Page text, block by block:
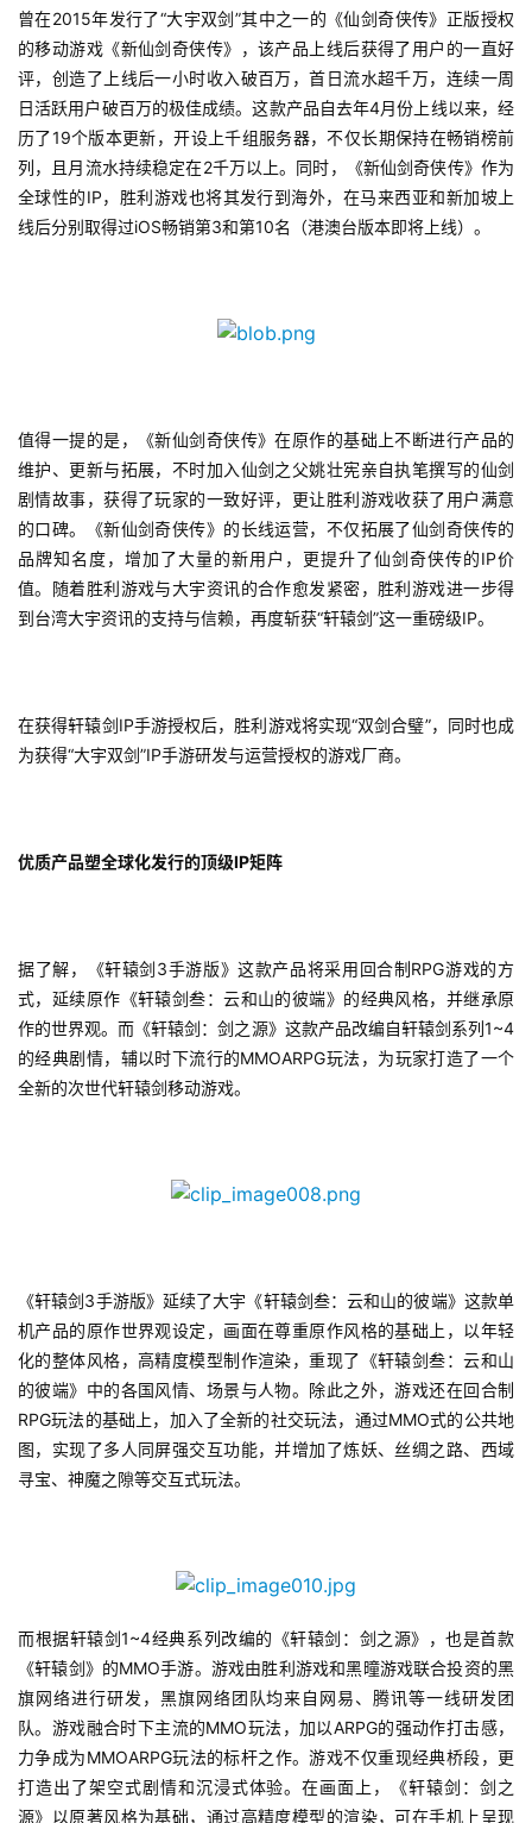
游
茶
原
创
游
戏
机
游
戏
单
机
曾在2015年发行了“大宇双剑”其中之一的《仙剑奇侠传》正版授权
的移动游戏《新仙剑奇侠传》，该产品上线后获得了用户的一直好
评，创造了上线后一小时收入破百万，首日流水超千万，连续一周
日活跃用户破百万的极佳成绩。这款产品自去年4月份上线以来，经
历了19个版本更新，开设上千组服务器，不仅长期保持在畅销榜前
列，且月流水持续稳定在2千万以上。同时，《新仙剑奇侠传》作为
全球性的IP，胜利游戏也将其发行到海外，在马来西亚和新加坡上
线后分别取得过iOS畅销第3和第10名（港澳台版本即将上线）。
值得一提的是，《新仙剑奇侠传》在原作的基础上不断进行产品的
维护、更新与拓展，不时加入仙剑之父姚壮宪亲自执笔撰写的仙剑
剧情故事，获得了玩家的一致好评，更让胜利游戏收获了用户满意
的口碑。《新仙剑奇侠传》的长线运营，不仅拓展了仙剑奇侠传的
品牌知名度，增加了大量的新用户，更提升了仙剑奇侠传的IP价
值。随着胜利游戏与大宇资讯的合作愈发紧密，胜利游戏进一步得
到台湾大宇资讯的支持与信赖，再度斩获“轩辕剑”这一重磅级IP。
在获得轩辕剑IP手游授权后，胜利游戏将实现“双剑合璧”，同时也成
为获得“大宇双剑”IP手游研发与运营授权的游戏厂商。
优质产品塑全球化发行的顶级IP矩阵
据了解，《轩辕剑3手游版》这款产品将采用回合制RPG游戏的方
式，延续原作《轩辕剑叁：云和山的彼端》的经典风格，并继承原
作的世界观。而《轩辕剑：剑之源》这款产品改编自轩辕剑系列1~4
的经典剧情，辅以时下流行的MMOARPG玩法，为玩家打造了一个
全新的次世代轩辕剑移动游戏。
《轩辕剑3手游版》延续了大宇《轩辕剑叁：云和山的彼端》这款单
机产品的原作世界观设定，画面在尊重原作风格的基础上，以年轻
化的整体风格，高精度模型制作渲染，重现了《轩辕剑叁：云和山
的彼端》中的各国风情、场景与人物。除此之外，游戏还在回合制
RPG玩法的基础上，加入了全新的社交玩法，通过MMO式的公共地
图，实现了多人同屏强交互功能，并增加了炼妖、丝绸之路、西域
寻宝、神魔之隙等交互式玩法。
而根据轩辕剑1~4经典系列改编的《轩辕剑：剑之源》，也是首款
《轩辕剑》的MMO手游。游戏由胜利游戏和黑曈游戏联合投资的黑
旗网络进行研发，黑旗网络团队均来自网易、腾讯等一线研发团
队。游戏融合时下主流的MMO玩法，加以ARPG的强动作打击感，
力争成为MMOARPG玩法的标杆之作。游戏不仅重现经典桥段，更
打造出了架空式剧情和沉浸式体验。在画面上，《轩辕剑：剑之
源》以原著风格为基础，通过高精度模型的渲染，可在手机上呈现